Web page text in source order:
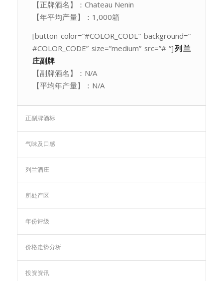
【正牌酒名】：Chateau Nenin
【年平均产量】：1,000箱
[button color=”#COLOR_CODE” background=”
#COLOR_CODE” size=”medium” src=”# “]列兰
庄副牌
【副牌酒名】：N/A
【平均年产量】：N/A
正副牌酒标
气味及口感
列兰酒庄
所处产区
年份评级
价格走势分析
投资资讯